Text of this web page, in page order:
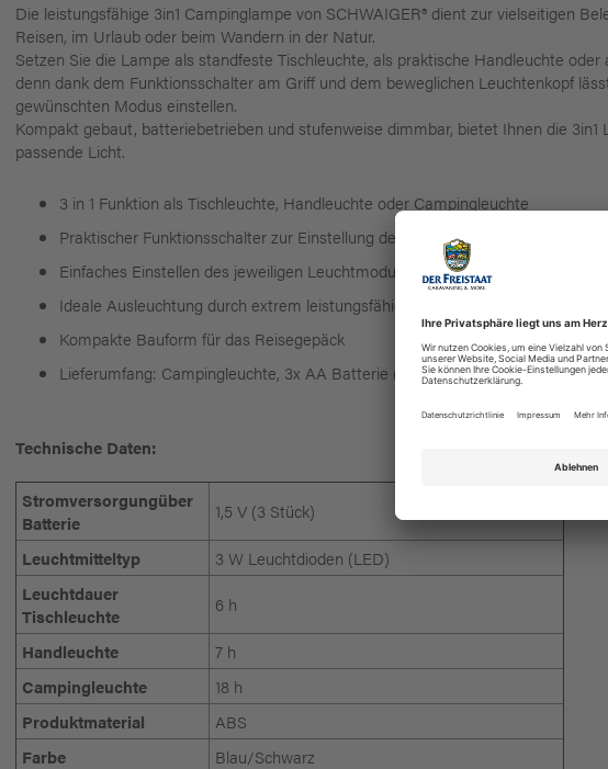
Die leistungsfähige 3in1 Campinglampe von SCHWAIGER® dient zur vielseitigen
Reisen, im Urlaub oder beim Wandern in der Natur.
Setzen Sie die Lampe als standfeste Tischleuchte, als praktische Handleuchte
denn dank dem Funktionsschalter am Griff und dem beweglichen Leuchtenkopf
gewünschten Modus einstellen.
Kompakt gebaut, batteriebetrieben und stufenweise dimmbar, bietet Ihnen die 3in1
passende Licht.
3 in 1 Funktion als Tischleuchte, Handleuchte oder Campingleuchte
Praktischer Funktionsschalter zur Einstellung der Helligkeit am Griff der Lampe
Einfaches Einstellen des jeweiligen Leuchtmodus durch Auseinanderziehen
Ideale Ausleuchtung durch extrem leistungsfähige LEDs
Kompakte Bauform für das Reisegepäck
Lieferumfang: Campingleuchte, 3x AA Batterie (LR06), Bedienungsanleitung
Technische Daten:
Stromversorgungüber
Batterie
1,5 V (3 Stück)
Leuchtmitteltyp
3 W Leuchtdioden (LED)
Leuchtdauer
Tischleuchte
6 h
Handleuchte
7 h
Campingleuchte
18 h
Produktmaterial
ABS
Farbe
Blau/Schwarz